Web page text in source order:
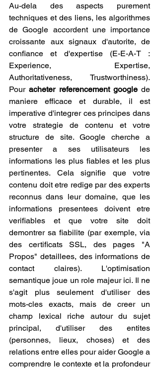
Au-dela des aspects purement
techniques et des liens, les algorithmes
de Google accordent une importance
croissante aux signaux d'autorite, de
confiance et d'expertise (E-E-A-T :
Experience, Expertise,
Authoritativeness, Trustworthiness).
Pour acheter referencement google de
maniere efficace et durable, il est
imperative d'integrer ces principes dans
votre strategie de contenu et votre
structure de site. Google cherche a
presenter a ses utilisateurs les
informations les plus fiables et les plus
pertinentes. Cela signifie que votre
contenu doit etre redige par des experts
reconnus dans leur domaine, que les
informations presentees doivent etre
verifiables et que votre site doit
demontrer sa fiabilite (par exemple, via
des certificats SSL, des pages "A
Propos" detaillees, des informations de
contact claires). L'optimisation
semantique joue un role majeur ici. Il ne
s'agit plus seulement d'utiliser des
mots-cles exacts, mais de creer un
champ lexical riche autour du sujet
principal, d'utiliser des entites
(personnes, lieux, choses) et des
relations entre elles pour aider Google a
comprendre le contexte et la profondeur